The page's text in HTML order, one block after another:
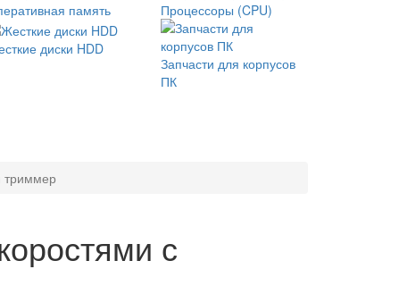
память Процессоры (CPU)
диски HDD
Запчасти для корпусов
ПК
триммер
с